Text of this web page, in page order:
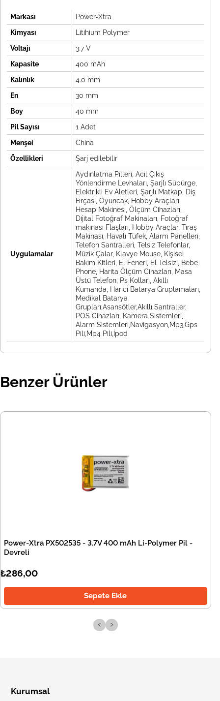
Markası
Power-Xtra
Kimyası
Litihium Polymer
Voltajı
3.7 V
Kapasite
400 mAh
Kalınlık
4.0 mm
En
30 mm
Boy
40 mm
Pil Sayısı
1 Adet
Menşei
China
Özellikleri
Şarj edilebilir
Uygulamalar
Aydınlatma Pilleri, Acil Çıkış
Yönlendirme Levhaları, Şarjlı Süpürge,
Elektrikli Ev Aletleri, Şarjlı Matkap, Diş
Fırçası, Oyuncak, Hobby Araçları
Hesap Makinesi, Ölçüm Cihazları,
Dijital Fotoğraf Makinaları, Fotoğraf
makinası Flaşları, Hobby Araçlar, Tıraş
Makinası, Havalı Tüfek, Alarm Panelleri,
Telefon Santralleri, Telsiz Telefonlar,
Müzik Çalar, Klavye Mouse, Kişisel
Bakım Kitleri, El Feneri, El Telsizi, Bebe
Phone, Harita Ölçüm Cihazları, Masa
Üstü Telefon, Ps Kolları, Akıllı
Kumanda, Harici Batarya Gruplamaları,
Medikal Batarya
Grupları,Asansötler,Akıllı Santraller,
POS Cihazları, Kamera Sistemleri,
Alarm Sistemleri,Navigasyon,Mp3,Gps
Pili,Mp4 Pili,İpod
Benzer Ürünler
Power-Xtra PX502535 - 3.7V 400 mAh Li-Polymer Pil -
Devreli
₺286,00
Sepete Ekle
‹ ›
Kurumsal